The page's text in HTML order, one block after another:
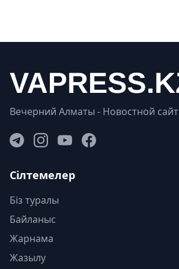
Вечерний Алматы - Новостной сайт
Сілтемелер
Біз туралы
Байланыс
Жарнама
Жазылу